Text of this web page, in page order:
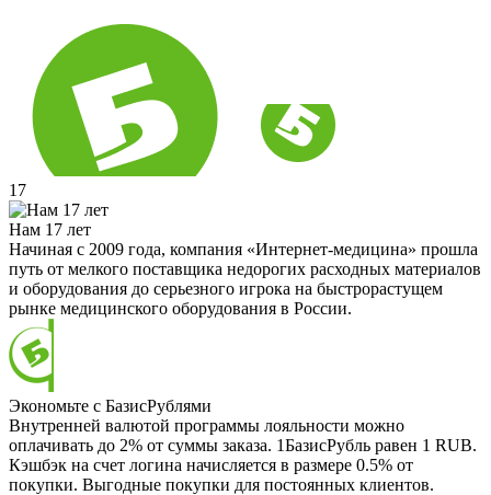
17
Нам 17 лет
Начиная с 2009 года, компания «Интернет-медицина» прошла
путь от мелкого поставщика недорогих расходных материалов
и оборудования до серьезного игрока на быстрорастущем
рынке медицинского оборудования в России.
Экономьте с БазисРублями
Внутренней валютой программы лояльности можно
оплачивать до 2% от суммы заказа. 1БазисРубль равен 1 RUB.
Кэшбэк на счет логина начисляется в размере 0.5% от
покупки. Выгодные покупки для постоянных клиентов.